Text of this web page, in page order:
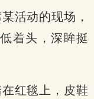
活动的现场，
着头，深眸挺
红毯上，皮鞋